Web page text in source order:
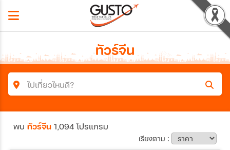
ทัวร์จีน
ไปเที่ยวไหนดี?
พบ ทัวร์จีน 1,094 โปรแกรม
เรียงตาม :